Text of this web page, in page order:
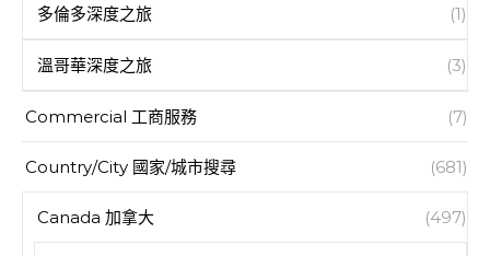
多倫多深度之旅 (1)
溫哥華深度之旅 (3)
Commercial 工商服務 (7)
Country/City 國家/城市搜尋 (681)
Canada 加拿大 (497)